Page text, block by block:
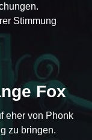
Stimmung
Fox
eher von Phonk
zu bringen.